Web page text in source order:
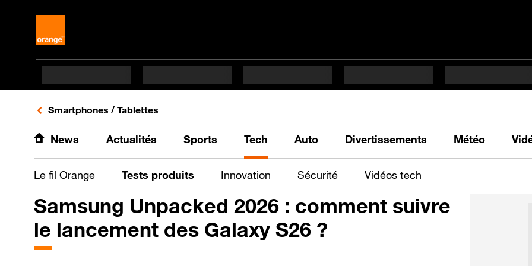
Retours vers le listing d'articles de la catégorie
Smartphones / Tablettes
News Actualités Sports Tech Auto Divertissements Météo
Le fil Orange Tests produits Innovation Sécurité Vidéos tech
Samsung Unpacked 2026 : comment suivre
le lancement des Galaxy S26 ?